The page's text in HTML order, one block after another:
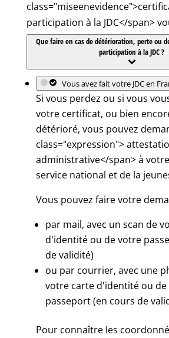
participation à la JDC</span>
Que faire en cas de détérioration, perte ou
participation à la JDC ?
Vous avez fait votre JDC en
Si vous perdez ou si vous
votre certificat, ou bien
détérioré, vous pouvez
class="expression">
administrative</span> à
service national et de la
Vous pouvez faire votre
par mail, avec un scan de
d'identité ou de votre
de validité)
ou par courrier, avec une
votre carte d'identité ou
passeport (en cours de
Pour connaître les